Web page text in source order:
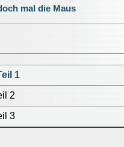
mal die Maus
1
2
3